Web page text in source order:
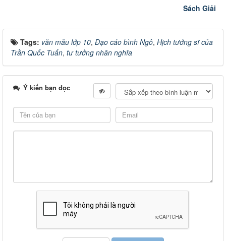
Sách Giải
Tags: văn mẫu lớp 10, Đạo cáo bình Ngô, Hịch tướng sĩ của
Trần Quốc Tuấn, tư tưởng nhân nghĩa
Ý kiến bạn đọc